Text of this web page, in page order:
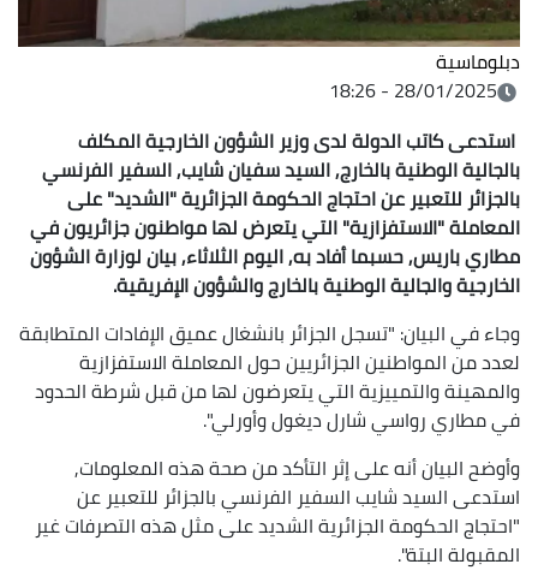
دبلوماسية
28/01/2025 - 18:26
استدعى كاتب الدولة لدى وزير الشؤون الخارجية المكلف
بالجالية الوطنية بالخارج, السيد سفيان شايب, السفير الفرنسي
بالجزائر للتعبير عن احتجاج الحكومة الجزائرية "الشديد" على
المعاملة "الاستفزازية" التي يتعرض لها مواطنون جزائريون في
مطاري باريس, حسبما أفاد به, اليوم الثلاثاء, بيان لوزارة الشؤون
الخارجية والجالية الوطنية بالخارج والشؤون الإفريقية.
وجاء في البيان: "تسجل الجزائر بانشغال عميق الإفادات المتطابقة
لعدد من المواطنين الجزائريين حول المعاملة الاستفزازية
والمهينة والتمييزية التي يتعرضون لها من قبل شرطة الحدود
في مطاري رواسي شارل ديغول وأورلي".
وأوضح البيان أنه على إثر التأكد من صحة هذه المعلومات,
استدعى السيد شايب السفير الفرنسي بالجزائر للتعبير عن
"احتجاج الحكومة الجزائرية الشديد على مثل هذه التصرفات غير
المقبولة البتة".